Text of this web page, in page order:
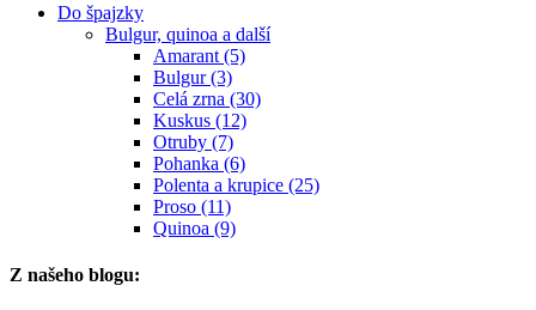
Do špajzky
Bulgur, quinoa a další
Amarant (5)
Bulgur (3)
Celá zrna (30)
Kuskus (12)
Otruby (7)
Pohanka (6)
Polenta a krupice (25)
Proso (11)
Quinoa (9)
Z našeho blogu: